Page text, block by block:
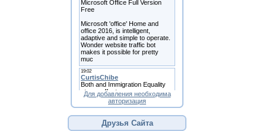
Для добавления необходима
авторизация
Друзья Сайта